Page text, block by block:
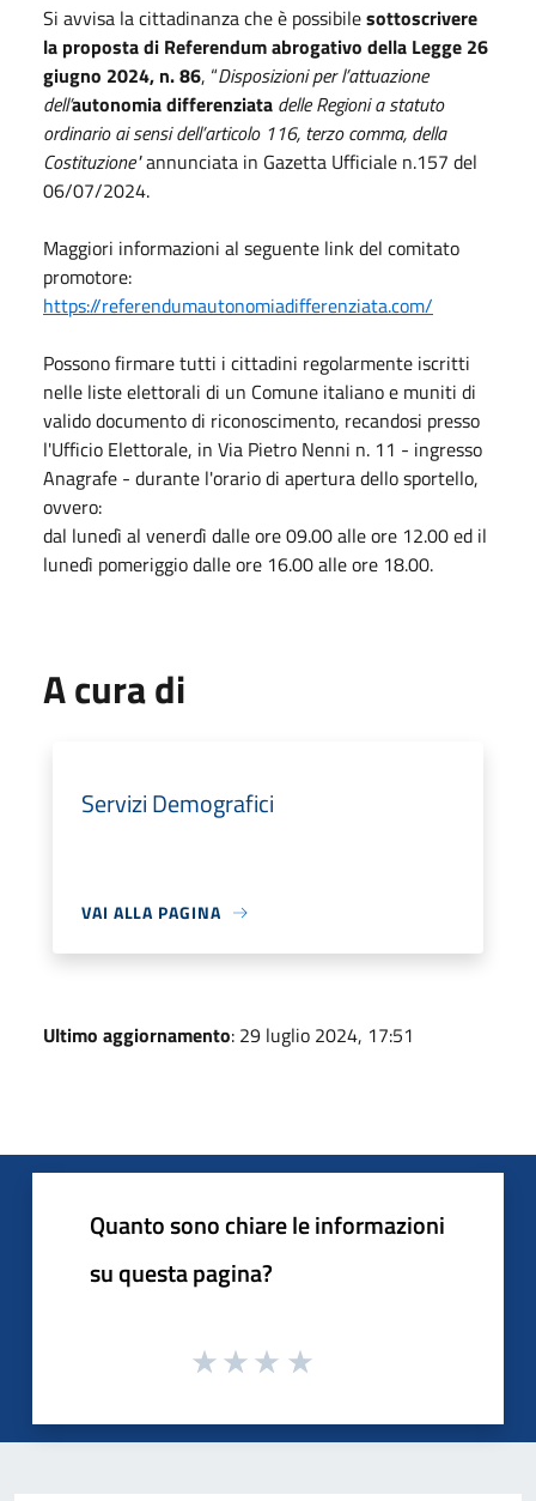
Si avvisa la cittadinanza che è possibilesottoscrivere
la proposta di Referendum abrogativo della Legge 26
giugno 2024, n. 86, “Disposizioni per l’attuazione
dell’autonomia differenziata delle Regioni a statuto
ordinario ai sensi dell’articolo 116, terzo comma, della
Costituzione"annunciata in Gazetta Ufficiale n.157 del
06/07/2024.
Maggiori informazioni al seguente link del comitato
promotore:
https://referendumautonomiadifferenziata.com/
Possono firmare tutti i cittadini regolarmente iscritti
nelle liste elettorali di un Comune italiano e muniti di
valido documento di riconoscimento, recandosi presso
l'Ufficio Elettorale, in Via Pietro Nenni n. 11 - ingresso
Anagrafe - durante l'orario di apertura dello sportello,
ovvero:
dal lunedì al venerdì dalle ore 09.00 alle ore 12.00 ed il
lunedì pomeriggio dalle ore 16.00 alle ore 18.00.
A cura di
Servizi Demografici
VAI ALLA PAGINA
Ultimo aggiornamento: 29 luglio 2024, 17:51
Quanto sono chiare le informazioni
su questa pagina?